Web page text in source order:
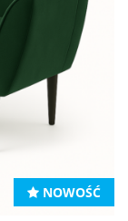
NOWOŚĆ